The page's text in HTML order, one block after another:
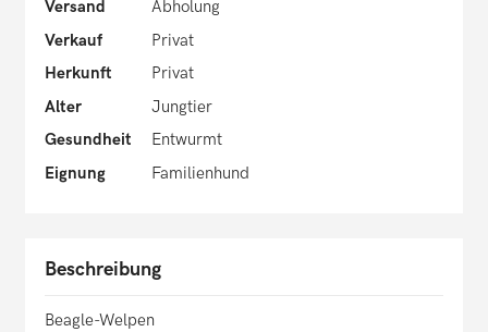
Versand
Abholung
Verkauf
Privat
Herkunft
Privat
Alter
Jungtier
Gesundheit
Entwurmt
Eignung
Familienhund
Beschreibung
Beagle-Welpen